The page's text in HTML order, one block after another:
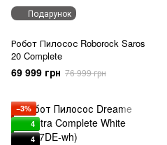
Подарунок
Робот Пилосос Roborock Saros
20 Complete
69 999 грн 76 999 грн
−3%
4
4